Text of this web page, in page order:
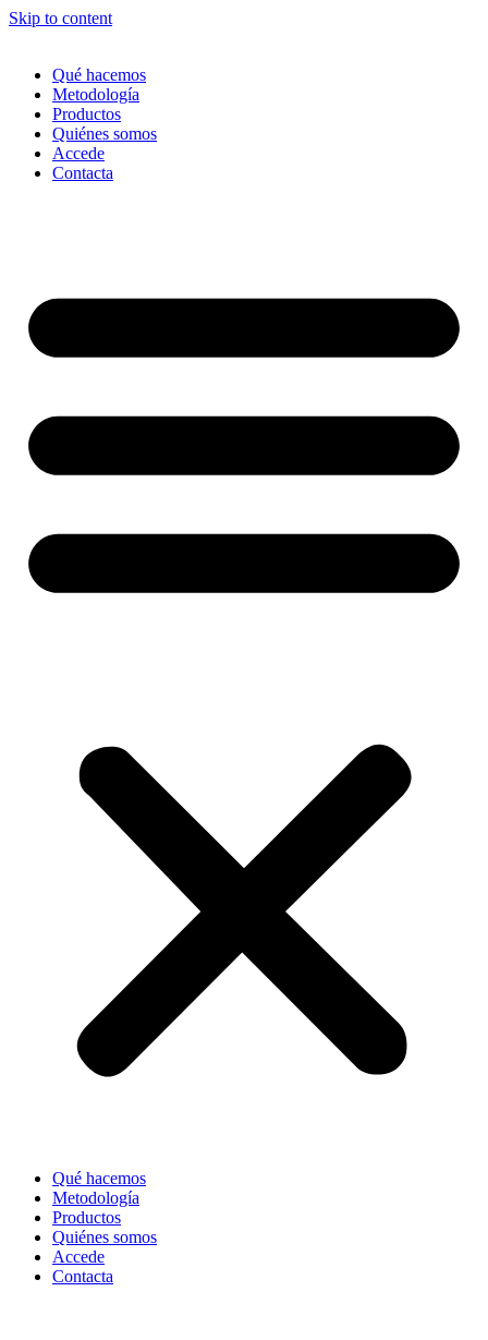
Skip to content
Qué hacemos
Metodología
Productos
Quiénes somos
Accede
Contacta
Qué hacemos
Metodología
Productos
Quiénes somos
Accede
Contacta